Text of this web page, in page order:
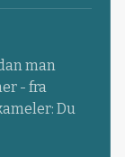
man
- fra
Du